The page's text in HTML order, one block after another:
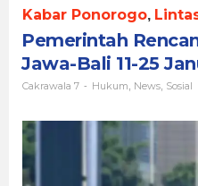
Jawa-
Bali
11-
25
Januari
2021
7
Kabar Ponorogo,
Pemerintah
Jawa-Bali 11-25
Cakrawala 7 - Hukum News Sosial